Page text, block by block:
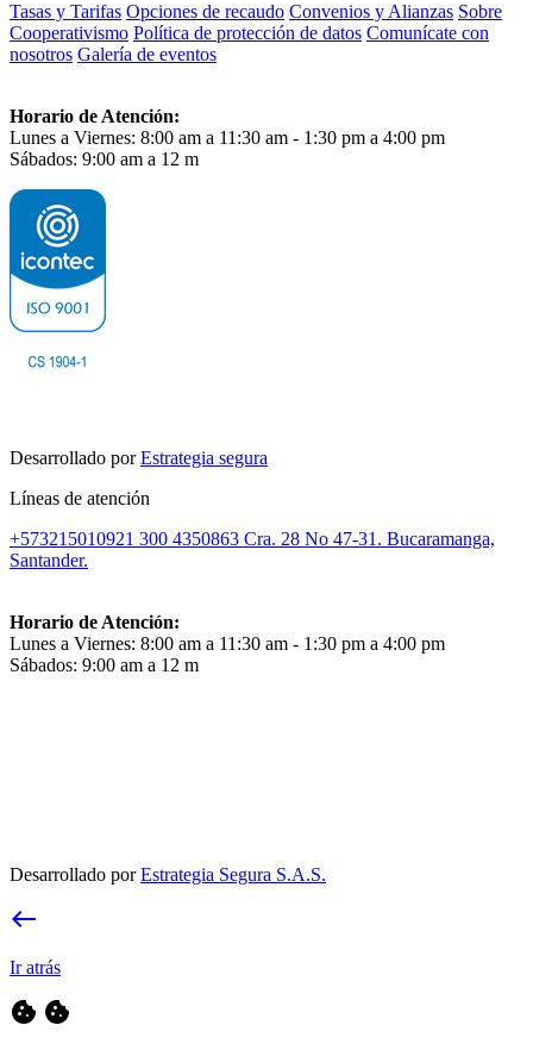
Tasas y Tarifas Opciones de recaudo Convenios y Alianzas Sobre
Cooperativismo Política de protección de datos Comunícate con
nosotros Galería de eventos
Horario de Atención:
Lunes a Viernes: 8:00 am a 11:30 am - 1:30 pm a 4:00 pm
Sábados: 9:00 am a 12 m
Desarrollado porEstrategia segura
Líneas de atención
+573215010921 300 4350863 Cra. 28 No 47-31. Bucaramanga,
Santander.
Horario de Atención:
Lunes a Viernes: 8:00 am a 11:30 am - 1:30 pm a 4:00 pm
Sábados: 9:00 am a 12 m
Desarrollado porEstrategia Segura S.A.S.
west
Ir atrás
cookie cookie